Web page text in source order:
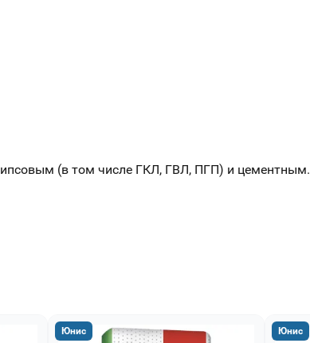
(в том числе ГКЛ, ГВЛ, ПГП) и цементным.
Юнис Юнис